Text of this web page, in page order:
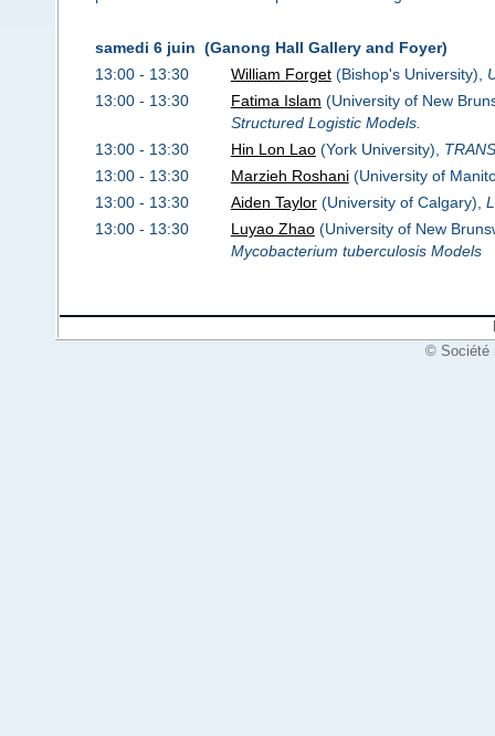
samedi 6 juin (Ganong Hall Gallery and Foyer)
13:00 - 13:30
William Forget(Bishop's University),
13:00 - 13:30
Fatima Islam (University of New
Structured Logistic Models.
13:00 - 13:30
Hin Lon Lao(York University),
13:00 - 13:30
Marzieh Roshani(University of
13:00 - 13:30
Aiden Taylor(University of Calgary),
13:00 - 13:30
Luyao Zhao(University of New
Mycobacterium tuberculosis Models
© Société